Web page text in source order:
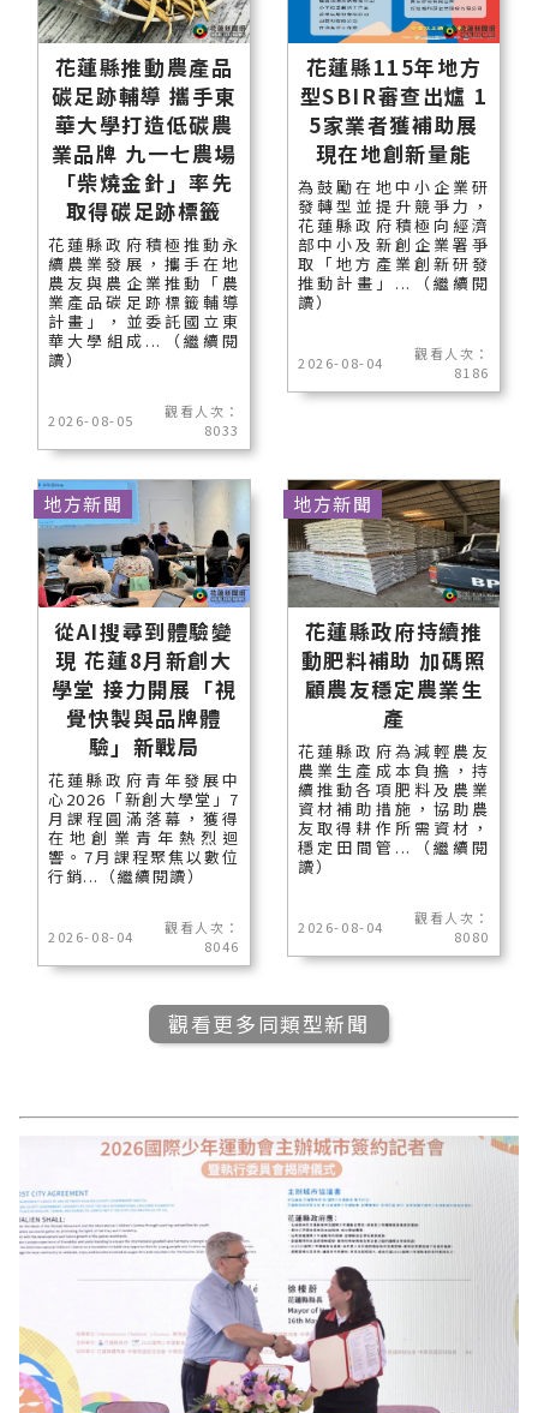
花蓮縣推動農產品
碳足跡輔導 攜手東
華大學打造低碳農
業品牌 九一七農場
「柴燒金針」率先
取得碳足跡標籤
花蓮縣政府積極推動永
續農業發展，攜手在地
農友與農企業推動「農
業產品碳足跡標籤輔導
計畫」，並委託國立東
華大學組成...（繼續閱
讀）
2026-08-05
觀看人次：
8033
花蓮縣115年地方
型SBIR審查出爐 1
5家業者獲補助展
現在地創新量能
為鼓勵在地中小企業研
發轉型並提升競爭力，
花蓮縣政府積極向經濟
部中小及新創企業署爭
取「地方產業創新研發
推動計畫」...（繼續閱
讀）
2026-08-04
觀看人次：
8186
從AI搜尋到體驗變
現 花蓮8月新創大
學堂 接力開展「視
覺快製與品牌體
驗」新戰局
花蓮縣政府青年發展中
心2026「新創大學堂」7
月課程圓滿落幕，獲得
在地創業青年熱烈迴
響。7月課程聚焦以數位
行銷...（繼續閱讀）
2026-08-04
觀看人次：
8046
地方新聞
花蓮縣政府持續推
動肥料補助 加碼照
顧農友穩定農業生
產
花蓮縣政府為減輕農友
農業生產成本負擔，持
續推動各項肥料及農業
資材補助措施，協助農
友取得耕作所需資材，
穩定田間管...（繼續閱
讀）
2026-08-04
觀看人次：
8080
地方新聞
觀看更多同類型新聞